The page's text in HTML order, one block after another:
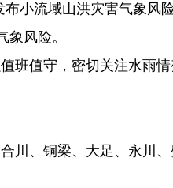
小流域山洪灾害气象风
风险。
班值守，密切关注水雨
川、铜梁、大足、永川